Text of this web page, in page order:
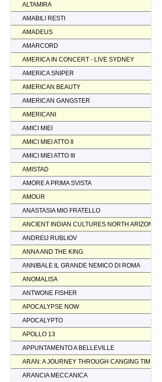
ALTAMIRA
AMABILI RESTI
AMADEUS
AMARCORD
AMERICA IN CONCERT - LIVE SYDNEY
AMERICA SNIPER
AMERICAN BEAUTY
AMERICAN GANGSTER
AMERICANI
AMICI MIEI
AMICI MIEI ATTO II
AMICI MIEI ATTO III
AMISTAD
AMORE A PRIMA SVISTA
AMOUR
ANASTASIA MIO FRATELLO
ANCIENT INDIAN CULTURES NORTH ARIZONA
ANDREIJ RUBLIOV
ANNA AND THE KING
ANNIBALE IL GRANDE NEMICO DI ROMA
ANOMALISA
ANTWONE FISHER
APOCALYPSE NOW
APOCALYPTO
APOLLO 13
APPUNTAMENTO A BELLEVILLE
ARAN: A JOURNEY THROUGH CANGING TIMES
ARANCIA MECCANICA